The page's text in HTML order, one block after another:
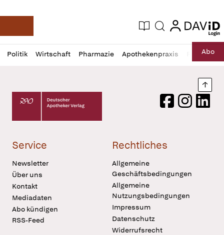
Deutsche Apotheker Zeitung
Aktuelle Ausgabe
Suche login
login
Politik Wirtschaft Pharmazie Apothekenpraxis RechtAbo
Profil
öffnen
Daz
Pur
Deutscher Apotheker Verlag Logo
FacebookInstagram
Service
Newsletter
Über uns
Kontakt
Mediadaten
Abo kündigen
RSS-Feed
Rechtliches
Allgemeine
Geschäftsbedingungen
Allgemeine
Nutzungsbedingungen
Impressum
Datenschutz
Widerrufsrecht